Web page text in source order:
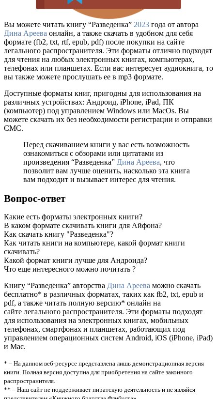
Вы можете читать книгу “Разведенка” 2023 года от автора
Дина Ареева онлайн, а также скачать в удобном для себя
формате (fb2, txt, rtf, epub, pdf) после покупки на сайте
легального распространителя. Эти форматы отлично подходят
для чтения на любых электронных книгах, компьютерах,
телефонах или планшетах. Если вас интересует аудиокнига, то
вы также можете прослушать ее в mp3 формате.
Доступные форматы книг, пригодны для использования на
различных устройствах: Андроид, iPhone, iPad, ПК
(компьютер) под управлением Windows или MacOs. Вы
можете скачать их без необходимости регистрации и отправки
СМС.
Перед скачиванием книги у вас есть возможность
ознакомиться с обзорами или цитатами из
произведения “Разведенка” Дина Ареева, что
позволит вам лучше оценить, насколько эта книга
вам подходит и вызывает интерес для чтения.
Вопрос-ответ
Какие есть форматы электронных книги?
В каком формате скачивать книги для Айфона?
Как скачать книгу "Разведенка"?
Как читать книги на компьютере, какой формат книги
скачивать?
Какой формат книги лучше для Андроида?
Что еще интересного можно почитать ?
Книгу “Разведенка” авторства Дина Ареева можно скачать
бесплатно* в различных форматах, таких как fb2, txt, epub и
pdf, а также читать полную версию* онлайн на
сайте легального распространителя. Эти форматы подходят
для использования на электронных книгах, мобильных
телефонах, смартфонах и планшетах, работающих под
управлением операционных систем Android, iOS (iPhone, iPad)
и Mac.
* – На данном веб-ресурсе представлена лишь демонстрационная версия
книги. Полная версия доступна для приобретения на сайте законного
распространителя.
** – Наш сайт не поддерживает пиратскую деятельность и не являйся